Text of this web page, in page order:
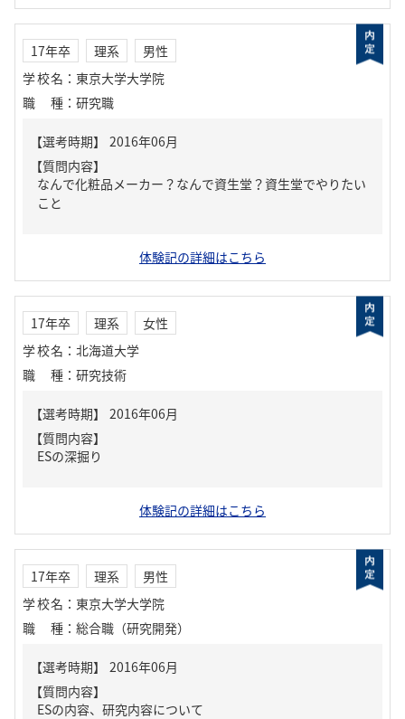
17年卒 理系
男性
学校名 ： 東京大学大学院
職種 ： 研究職
【質問内容】
なんで化粧品メーカー？なんで資生堂？資生堂でやりたい
こと
体験記の詳細はこちら
17年卒 理系
女性
学校名 ： 北海道大学
職種 ： 研究技術
【質問内容】
ESの深掘り
体験記の詳細はこちら
17年卒 理系
男性
学校名 ： 東京大学大学院
職種 ： 総合職（研究開発）
【質問内容】
ESの内容、研究内容について